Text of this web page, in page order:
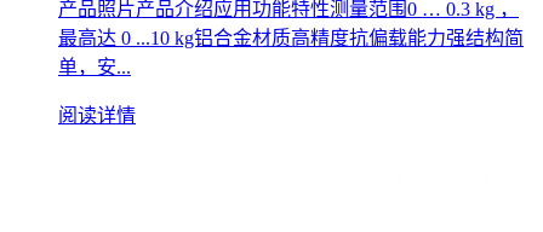
产品照片产品介绍应用功能特性测量范围0 … 0.3 kg ，
最高达 0 ...10 kg铝合金材质高精度抗偏载能力强结构简
单，安...
阅读详情